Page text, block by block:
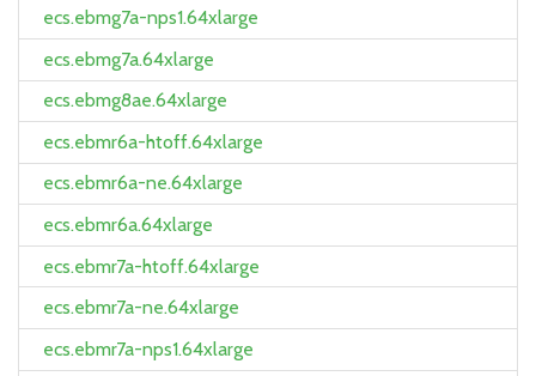
ecs.ebmg7a-nps1.64xlarge
ecs.ebmg7a.64xlarge
ecs.ebmg8ae.64xlarge
ecs.ebmr6a-htoff.64xlarge
ecs.ebmr6a-ne.64xlarge
ecs.ebmr6a.64xlarge
ecs.ebmr7a-htoff.64xlarge
ecs.ebmr7a-ne.64xlarge
ecs.ebmr7a-nps1.64xlarge